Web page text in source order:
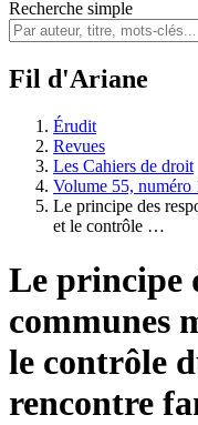
Recherche simple
Fil d'Ariane
Érudit
Revues
Les Cahiers de droit
Volume 55, numéro
Le principe des
et le contrôle …
Le principe
communes
le contrôle
rencontre